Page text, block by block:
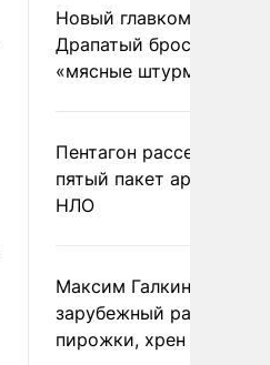
Новый главком ВСУ
Драпатый бросил
«мясные штурмы»
Пентагон рассекретил
пятый пакет архивов с
НЛО
Максим Галкин
зарубежный райдер
пирожки, хрен и морс